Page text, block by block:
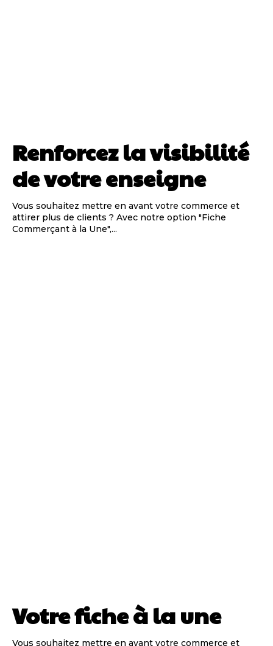
Renforcez la visibilité
de votre enseigne
Vous souhaitez mettre en avant votre commerce et
attirer plus de clients ? Avec notre option "Fiche
Commerçant à la Une",...
Votre fiche à la une
Vous souhaitez mettre en avant votre commerce et